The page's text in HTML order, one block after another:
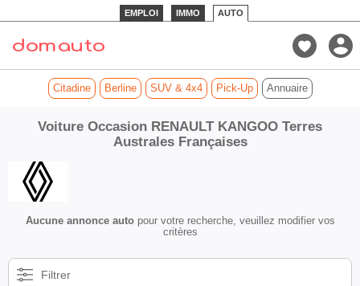
EMPLOI IMMO AUTO
Citadine Berline SUV & 4x4 Pick-Up Annuaire
Voiture Occasion RENAULT KANGOO Terres
Australes Françaises
Aucune annonce autopour votre recherche, veuillez modifier vos
critères
Filtrer